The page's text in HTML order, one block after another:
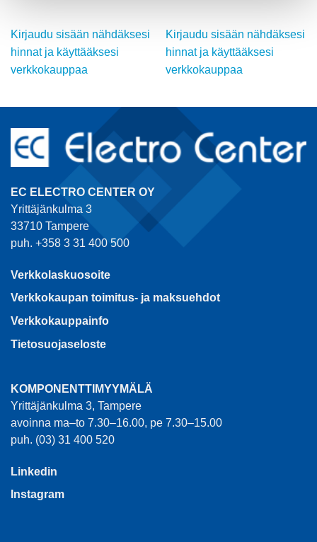
Kirjaudu sisään nähdäksesi
hinnat ja käyttääksesi
verkkokauppaa
Kirjaudu sisään nähdäksesi
hinnat ja käyttääksesi
verkkokauppaa
EC ELECTRO CENTER OY
Yrittäjänkulma 3
33710 Tampere
puh. +358 3 31 400 500
Verkkolaskuosoite
Verkkokaupan toimitus- ja maksuehdot
Verkkokauppainfo
Tietosuojaseloste
KOMPONENTTIMYYMÄLÄ
Yrittäjänkulma 3, Tampere
avoinna ma–to 7.30–16.00, pe 7.30–15.00
puh. (03) 31 400 520
Linkedin
Instagram